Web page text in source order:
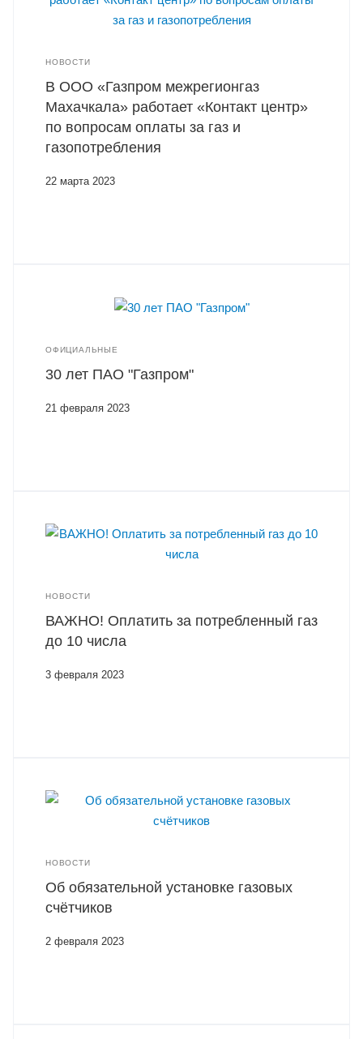
НОВОСТИ
В ООО «Газпром межрегионгаз
Махачкала» работает «Контакт центр»
по вопросам оплаты за газ и
газопотребления
22 марта 2023
ОФИЦИАЛЬНЫЕ
30 лет ПАО "Газпром"
21 февраля 2023
НОВОСТИ
ВАЖНО! Оплатить за потребленный газ
до 10 числа
3 февраля 2023
НОВОСТИ
Об обязательной установке газовых
счётчиков
2 февраля 2023